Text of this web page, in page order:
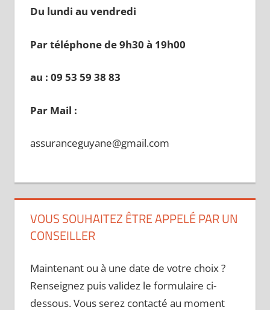
Du lundi au vendredi
Par téléphone de 9h30 à 19h00
au : 09 53 59 38 83
Par Mail :
assuranceguyane@gmail.com
VOUS SOUHAITEZ ÊTRE APPELÉ PAR UN
CONSEILLER
Maintenant ou à une date de votre choix ?
Renseignez puis validez le formulaire ci-
dessous. Vous serez contacté au moment